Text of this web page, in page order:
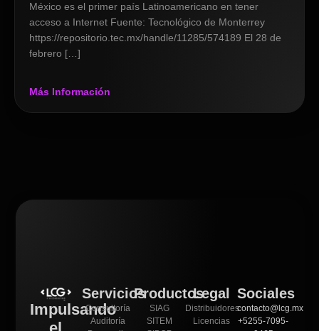
México es el primer país Latinoamericano en tener
acceso a Internet Fuente: Tecnológico de Monterrey
https://repositorio.tec.mx/handle/11285/574189 El 28 de
febrero […]
Más Información
Impulsando
Servicios
Consultoría
Auditoría
Productos
SIAG
SITEM
Legal
Distribuidores
Licencias
Sociales
contacto@lcg.mx
+5255-7095-